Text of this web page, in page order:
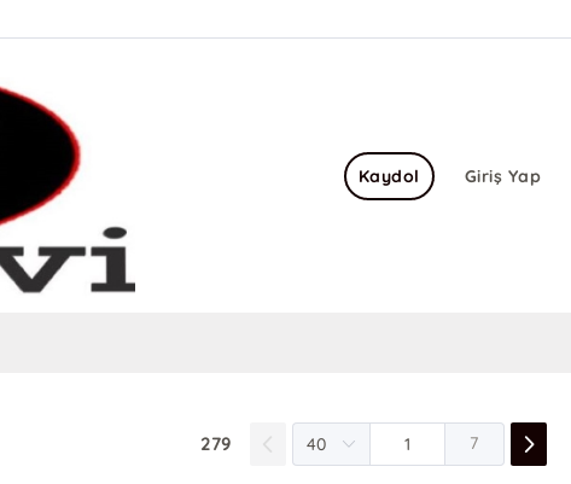
Giriş Yap
Kaydol
279 7